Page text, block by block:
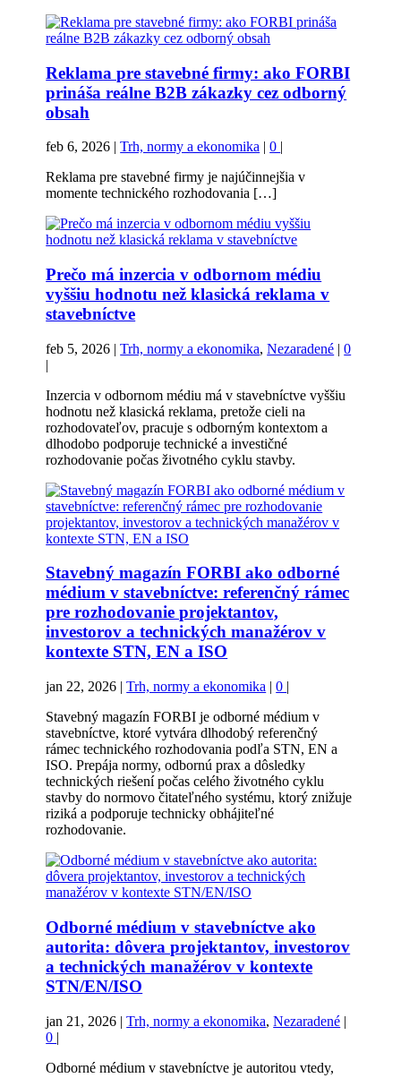
Reklama pre stavebné firmy: ako FORBI
prináša reálne B2B zákazky cez odborný
obsah
feb 6, 2026 |Trh, normy a ekonomika |0 |
Reklama pre stavebné firmy je najúčinnejšia v
momente technického rozhodovania […]
Prečo má inzercia v odbornom médiu
vyššiu hodnotu než klasická reklama v
stavebníctve
feb 5, 2026 |Trh, normy a ekonomika,Nezaradené |0
|
Inzercia v odbornom médiu má v stavebníctve vyššiu
hodnotu než klasická reklama, pretože cieli na
rozhodovateľov, pracuje s odborným kontextom a
dlhodobo podporuje technické a investičné
rozhodovanie počas životného cyklu stavby.
Stavebný magazín FORBI ako odborné
médium v stavebníctve: referenčný rámec
pre rozhodovanie projektantov,
investorov a technických manažérov v
kontexte STN, EN a ISO
jan 22, 2026 |Trh, normy a ekonomika |0 |
Stavebný magazín FORBI je odborné médium v
stavebníctve, ktoré vytvára dlhodobý referenčný
rámec technického rozhodovania podľa STN, EN a
ISO. Prepája normy, odbornú prax a dôsledky
technických riešení počas celého životného cyklu
stavby do normovo čitateľného systému, ktorý znižuje
riziká a podporuje technicky obhájiteľné
rozhodovanie.
Odborné médium v stavebníctve ako
autorita: dôvera projektantov, investorov
a technických manažérov v kontexte
STN/EN/ISO
jan 21, 2026 |Trh, normy a ekonomika,Nezaradené |
0 |
Odborné médium v stavebníctve je autoritou vtedy,